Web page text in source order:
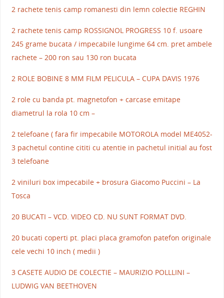
2 rachete tenis camp romanesti din lemn colectie REGHIN
2 rachete tenis camp ROSSIGNOL PROGRESS 10 f. usoare
245 grame bucata / impecabile lungime 64 cm. pret ambele
rachete – 200 ron sau 130 ron bucata
2 ROLE BOBINE 8 MM FILM PELICULA – CUPA DAVIS 1976
2 role cu banda pt. magnetofon + carcase emitape
diametrul la rola 10 cm –
2 telefoane ( fara fir impecabile MOTOROLA model ME4052-
3 pachetul contine cititi cu atentie in pachetul initial au fost
3 telefoane
2 viniluri box impecabile + brosura Giacomo Puccini – La
Tosca
20 BUCATI – VCD. VIDEO CD. NU SUNT FORMAT DVD.
20 bucati coperti pt. placi placa gramofon patefon originale
cele vechi 10 inch ( medii )
3 CASETE AUDIO DE COLECTIE – MAURIZIO POLLLINI –
LUDWIG VAN BEETHOVEN